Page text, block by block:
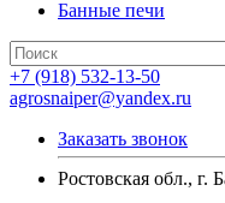
Банные печи
+7 (918) 532-13-50
agrosnaiper@yandex.ru
Заказать звонок
Ростовская обл., г.